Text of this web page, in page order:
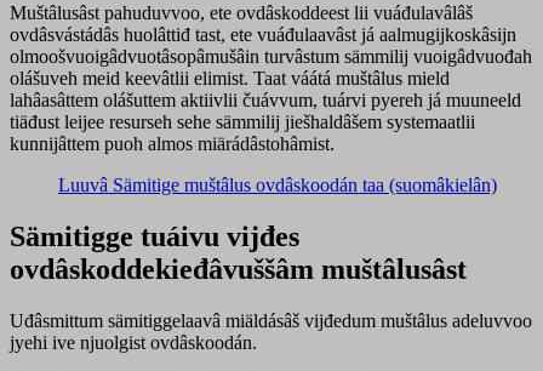
Muštâlusâst pahuduvvoo, ete ovdâskoddeest lii vuáđulavâlâš
ovdâsvástádâs huolâttiđ tast, ete vuáđulaavâst já aalmugijkoskâsijn
olmoošvuoigâdvuotâsopâmušâin turvâstum sämmilij vuoigâdvuođah
olášuveh meid keevâtlii elimist. Taat váátá muštâlus mield
lahâasâttem olášuttem aktiivlii čuávvum, tuárvi pyereh já muuneeld
tiäđust leijee resurseh sehe sämmilij jiešhaldâšem systemaatlii
kunnijâttem puoh almos miärádâstohâmist.
Luuvâ Sämitige muštâlus ovdâskoodán taa (suomâkielân)
Sämitigge tuáivu vijđes
ovdâskoddekieđâvuššâm muštâlusâst
Uđâsmittum sämitiggelaavâ miäldásâš vijđedum muštâlus adeluvvoo
jyehi ive njuolgist ovdâskoodán.